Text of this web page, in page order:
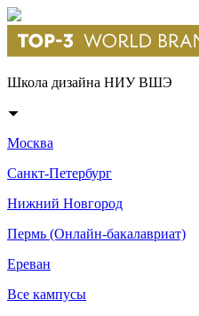
Школа дизайна НИУ ВШЭ
Москва
Санкт-Петербург
Нижний Новгород
Пермь (Онлайн-бакалавриат)
Ереван
Все кампусы